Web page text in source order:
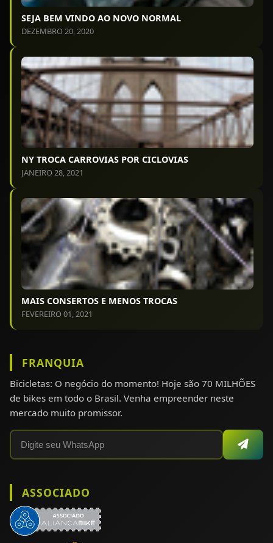
SEJA BEM VINDO AO NOVO NORMAL
DEZEMBRO 20, 2020
NY TROCA CARROVIAS POR CICLOVIAS
JANEIRO 28, 2021
MAIS CONSERTOS E MENOS TROCAS
FEVEREIRO 01, 2021
FRANQUIA
Bicicletas: O negócio do momento! Hoje são 70 MILHÕES
de bikes em todo o Brasil. Venha empreender neste
mercado muito promissor.
ASSOCIADO